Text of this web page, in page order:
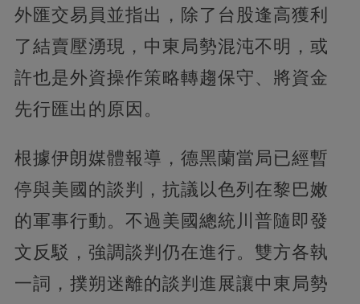
外匯交易員並指出，除了台股逢高獲利
了結賣壓湧現，中東局勢混沌不明，或
許也是外資操作策略轉趨保守、將資金
先行匯出的原因。
根據伊朗媒體報導，德黑蘭當局已經暫
停與美國的談判，抗議以色列在黎巴嫩
的軍事行動。不過美國總統川普隨即發
文反駁，強調談判仍在進行。雙方各執
一詞，撲朔迷離的談判進展讓中東局勢